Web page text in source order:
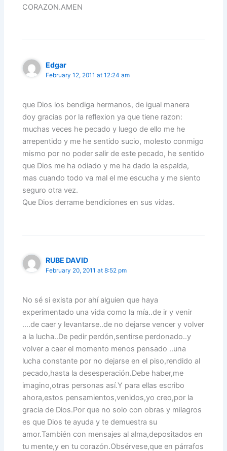
CORAZON.AMEN
Edgar
February 12, 2011 at 12:24 am
que Dios los bendiga hermanos, de igual manera
doy gracias por la reflexion ya que tiene razon:
muchas veces he pecado y luego de ello me he
arrepentido y me he sentido sucio, molesto conmigo
mismo por no poder salir de este pecado, he sentido
que Dios me ha odiado y me ha dado la espalda,
mas cuando todo va mal el me escucha y me siento
seguro otra vez.
Que Dios derrame bendiciones en sus vidas.
RUBE DAVID
February 20, 2011 at 8:52 pm
No sé si exista por ahí alguien que haya
experimentado una vida como la mía..de ir y venir
….de caer y levantarse..de no dejarse vencer y volver
a la lucha..De pedir perdón,sentirse perdonado..y
volver a caer el momento menos pensado ..una
lucha constante por no dejarse en el piso,rendido al
pecado,hasta la desesperación.Debe haber,me
imagino,otras personas así.Y para ellas escribo
ahora,estos pensamientos,venidos,yo creo,por la
gracia de Dios.Por que no solo con obras y milagros
es que Dios te ayuda y te demuestra su
amor.También con mensajes al alma,depositados en
tu mente,y en tu corazón.Obsérvese,que en párrafos